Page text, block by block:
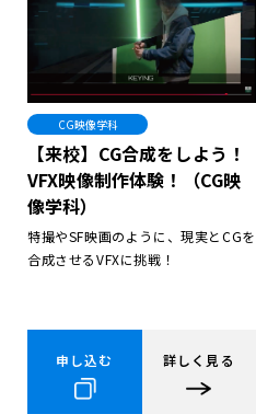
CG映像学科
【来校】CG合成をしよう！
VFX映像制作体験！（CG映
像学科）
特撮やSF映画のように、現実とCGを
合成させるVFXに挑戦！
申し込む 詳しく見る